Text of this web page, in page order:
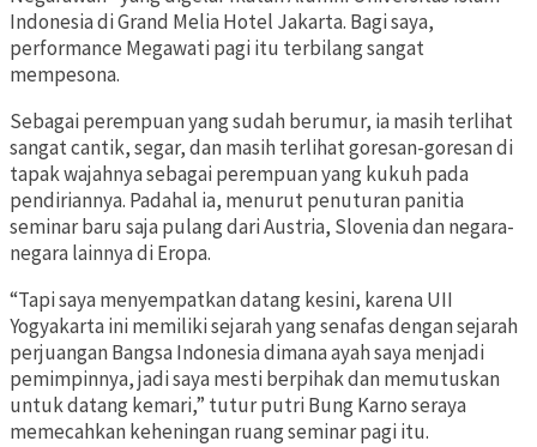
Indonesia di Grand Melia Hotel Jakarta. Bagi saya,
performance Megawati pagi itu terbilang sangat
mempesona.
Sebagai perempuan yang sudah berumur, ia masih terlihat
sangat cantik, segar, dan masih terlihat goresan-goresan di
tapak wajahnya sebagai perempuan yang kukuh pada
pendiriannya. Padahal ia, menurut penuturan panitia
seminar baru saja pulang dari Austria, Slovenia dan negara-
negara lainnya di Eropa.
“Tapi saya menyempatkan datang kesini, karena UII
Yogyakarta ini memiliki sejarah yang senafas dengan sejarah
perjuangan Bangsa Indonesia dimana ayah saya menjadi
pemimpinnya, jadi saya mesti berpihak dan memutuskan
untuk datang kemari,” tutur putri Bung Karno seraya
memecahkan keheningan ruang seminar pagi itu.